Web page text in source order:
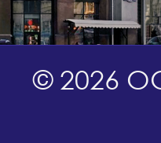
© 2026